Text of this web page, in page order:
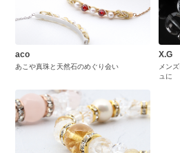
aco
あこや真珠と天然石のめぐり会い
X.G
メン
ュに